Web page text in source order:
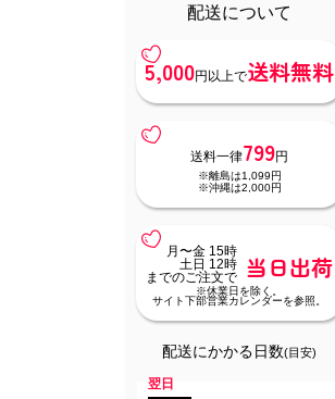
配送について
5,000円以上で送料無料
送料一律799円
※離島は1,099円
※沖縄は2,000円
月〜金 15時
土日 12時
までのご注文で
当日出荷
※休業日を除く。
サイト下部営業カレンダーを参照。
配送にかかる日数(目安)
翌日